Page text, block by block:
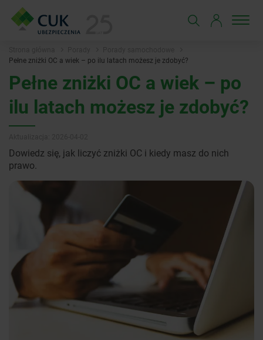
Pełne zniżki OC a wiek – po ilu latach możesz je zdobyć?
Pełne zniżki OC a wiek – po
ilu latach możesz je zdobyć?
Dowiedz się, jak liczyć zniżki OC i kiedy masz do nich
prawo.